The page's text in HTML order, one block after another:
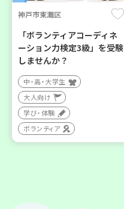
神戸市東灘区
「ボランティアコーディネ
ーション力検定3級」を受験
しませんか？
中・高・大学生
大人向け
学び・体験
ボランティア